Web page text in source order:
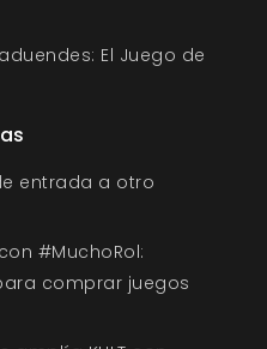
El Juego de
entrada a otro
#MuchoRol:
comprar juegos